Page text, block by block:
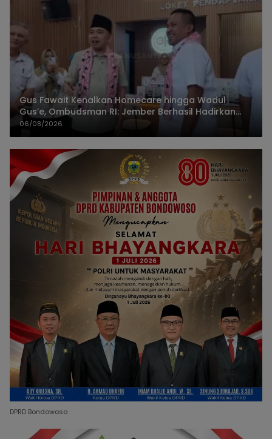
Gus Fawait Kenalkan Homecare hingga Wadul
Gus’e, Ombudsman RI: Jember Berhasil Hadirkan
Layanan Kualitas
06/08/2026
DPRD Bondowoso